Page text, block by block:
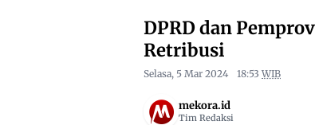
Ranperda
Pajak dan
Retribusi
DPRD dan
Retribusi
Selasa, 5 Mar 2024 18:53 WIB
mekora.id
Tim Redaksi